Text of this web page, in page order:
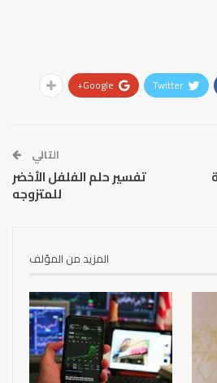
Twitter
Google+
التالي
تفسير حلم الفلفل الأخضر
للمتزوجه
المزيد من المؤلف